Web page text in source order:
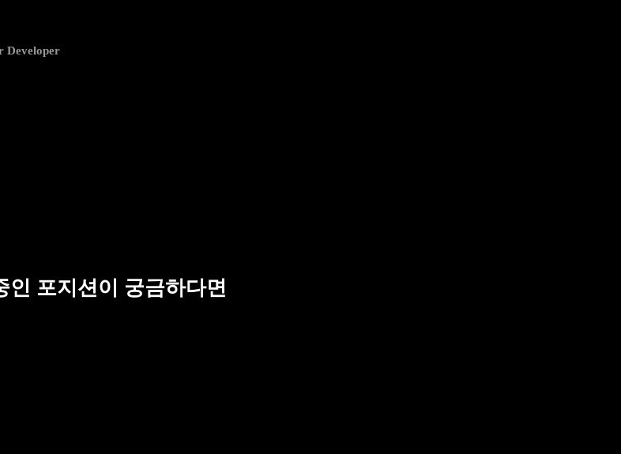
Developer
인 포지션이 궁금하다면